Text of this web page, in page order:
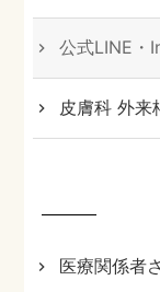
公式LINE・
皮膚科 外来
医療関係者